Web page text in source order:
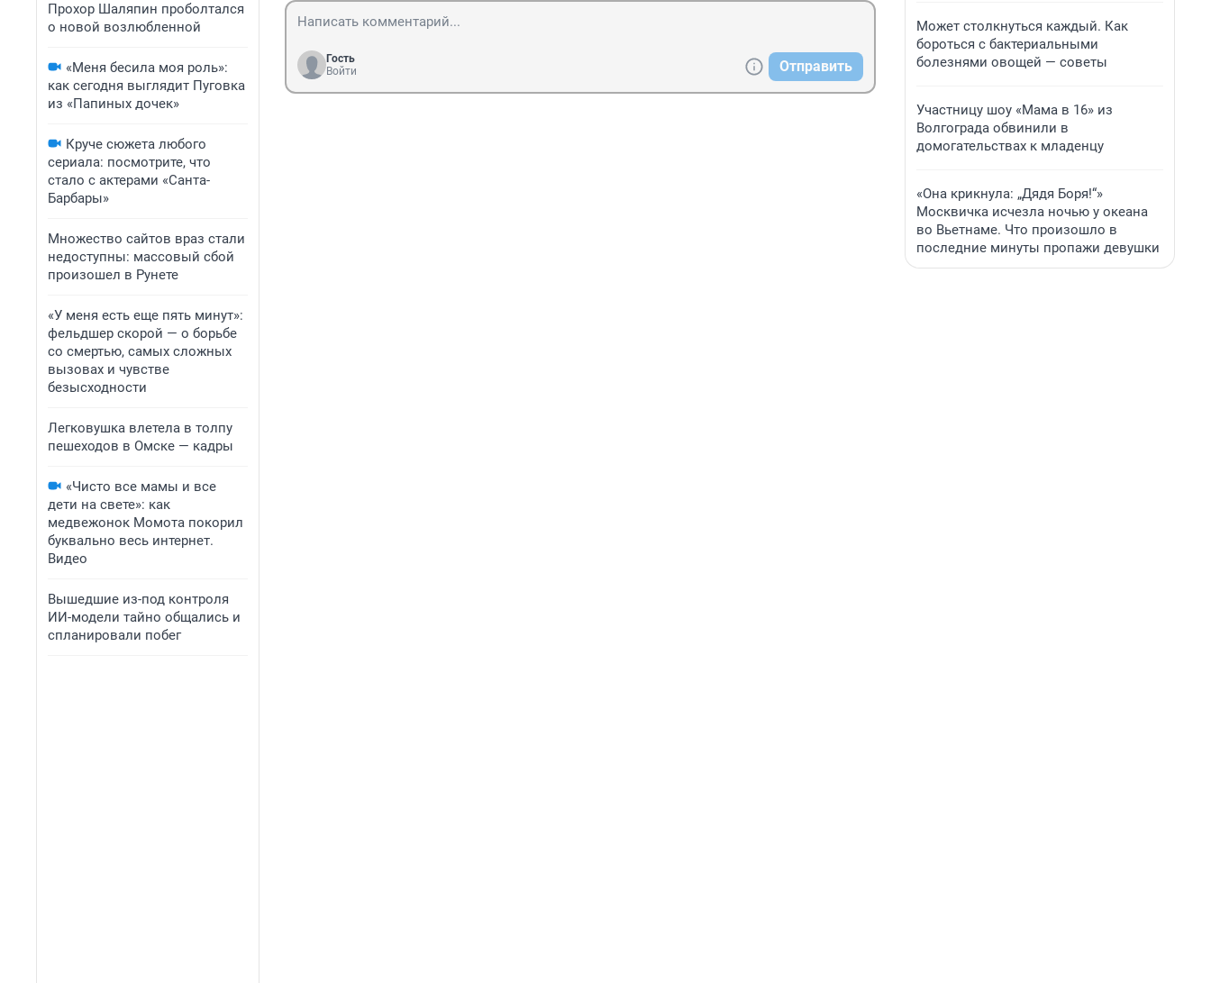
Прохор Шаляпин проболтался
о новой возлюбленной
«Меня бесила моя роль»:
как сегодня выглядит Пуговка
из «Папиных дочек»
Круче сюжета любого
сериала: посмотрите, что
стало с актерами «Санта-
Барбары»
Множество сайтов враз стали
недоступны: массовый сбой
произошел в Рунете
«У меня есть еще пять минут»:
фельдшер скорой — о борьбе
со смертью, самых сложных
вызовах и чувстве
безысходности
Легковушка влетела в толпу
пешеходов в Омске — кадры
«Чисто все мамы и все
дети на свете»: как
медвежонок Момота покорил
буквально весь интернет.
Видео
Вышедшие из-под контроля
ИИ-модели тайно общались и
спланировали побег
Гость
Войти
Отправить
Может столкнуться каждый. Как
бороться с бактериальными
болезнями овощей — советы
Участницу шоу «Мама в 16» из
Волгограда обвинили в
домогательствах к младенцу
«Она крикнула: „Дядя Боря!“»
Москвичка исчезла ночью у океана
во Вьетнаме. Что произошло в
последние минуты пропажи девушки